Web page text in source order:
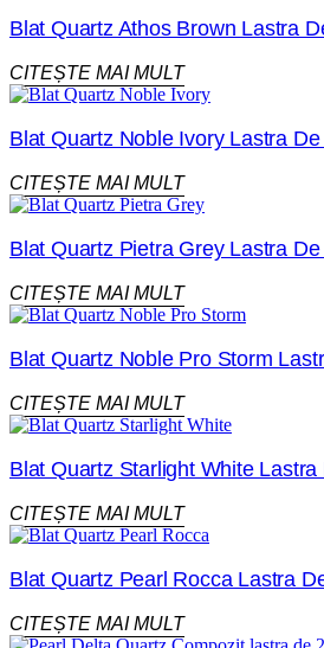
Blat Quartz Athos Brown Lastra
CITEȘTE MAI MULT
Blat Quartz Noble Ivory Lastra
CITEȘTE MAI MULT
Blat Quartz Pietra Grey Lastra
CITEȘTE MAI MULT
Blat Quartz Noble Pro Storm
CITEȘTE MAI MULT
Blat Quartz Starlight White Lastra
CITEȘTE MAI MULT
Blat Quartz Pearl Rocca Lastra
CITEȘTE MAI MULT